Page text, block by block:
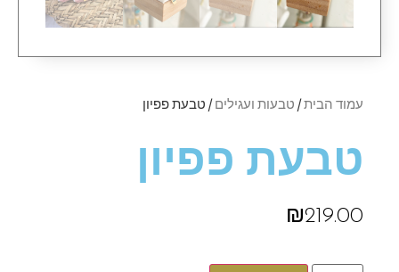
עמוד הבית/ טבעות ועגילים/ טבעת פפיון
טבעת פפיון
₪219.00